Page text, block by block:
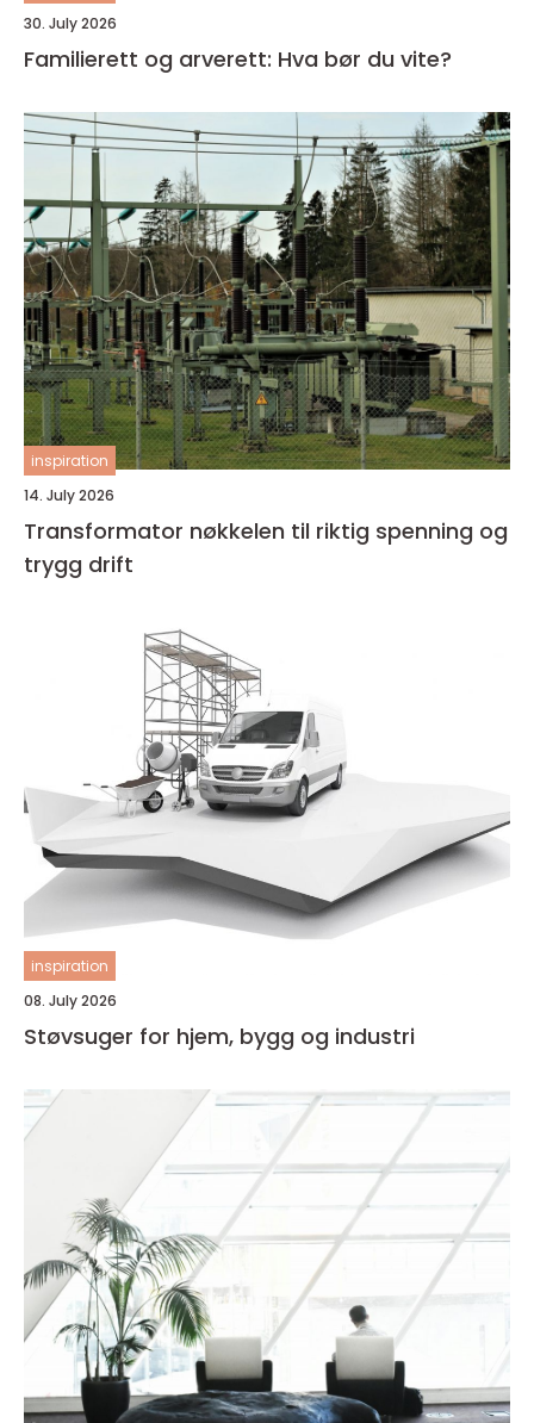
30. July 2026
Familierett og arverett: Hva bør du vite?
inspiration
14. July 2026
Transformator nøkkelen til riktig spenning og
trygg drift
inspiration
08. July 2026
Støvsuger for hjem, bygg og industri